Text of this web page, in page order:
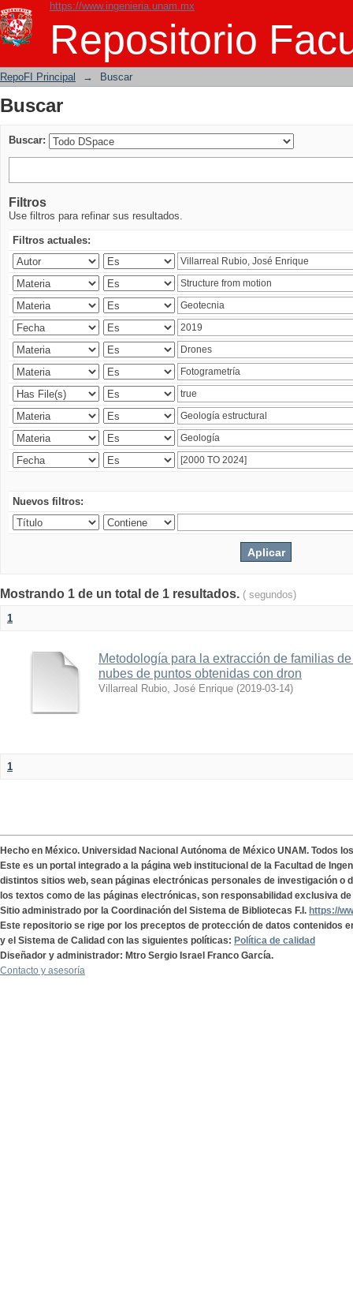
https://www.ingenieria.unam.mx
Repositorio
Buscar
RepoFI Principal → Buscar
Buscar
Buscar:
Filtros
Use filtros para refinar sus resultados.
Filtros actuales:
Nuevos filtros:
Mostrando 1 de un total de 1 resultados. ( segundos)
1
Metodología para la extracción de familias
nubes de puntos obtenidas con dron
Villarreal Rubio, José Enrique (2019-03-14)
1
Hecho en México. Universidad Nacional Autónoma de México UNAM. Todos
Este es un portal integrado a la página web institucional de la Facultad de
distintos sitios web, sean páginas electrónicas personales de investigación o
los textos como de las páginas electrónicas, son responsabilidad exclusiva
Sitio administrado por la Coordinación del Sistema de Bibliotecas F.I. https://
Este repositorio se rige por los preceptos de protección de datos contenidos
y el Sistema de Calidad con las siguientes políticas: Política de calidad
Diseñador y administrador: Mtro Sergio Israel Franco García.
Contacto y asesoría